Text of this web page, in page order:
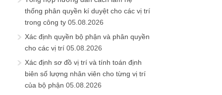
thống phân quyền kí duyệt cho các vị trí
trong công ty 05.08.2026
Xác định quyền bộ phận và phân quyền
cho các vị trí 05.08.2026
Xác định sơ đồ vị trí và tính toán định
biên số lượng nhân viên cho từng vị trí
của bộ phận 05.08.2026